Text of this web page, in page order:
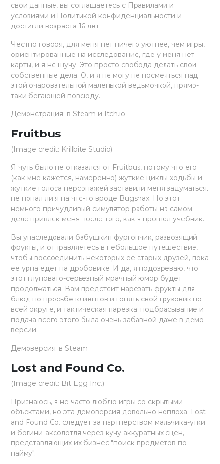
свои данные, вы соглашаетесь с Правилами и
условиями и Политикой конфиденциальности и
достигли возраста 16 лет.
Честно говоря, для меня нет ничего уютнее, чем игры,
ориентированные на исследование, где у меня нет
карты, и я не шучу. Это просто свобода делать свои
собственные дела. О, и я не могу не посмеяться над
этой очаровательной маленькой ведьмочкой, прямо-
таки бегающей повсюду.
Демонстрация: в Steam и Itch.io
Fruitbus
(Image credit: Krillbite Studio)
Я чуть было не отказался от Fruitbus, потому что его
(как мне кажется, намеренно) жуткие циклы ходьбы и
жуткие голоса персонажей заставили меня задуматься,
не попал ли я на что-то вроде Bugsnax. Но этот
немного причудливый симулятор работы на самом
деле привлек меня после того, как я прошел учебник.
Вы унаследовали бабушкин фургончик, развозящий
фрукты, и отправляетесь в небольшое путешествие,
чтобы воссоединить некоторых ее старых друзей, пока
ее урна едет на дробовике. И да, я подозреваю, что
этот глуповато-серьезный мрачный юмор будет
продолжаться. Вам предстоит нарезать фрукты для
блюд по просьбе клиентов и гонять свой грузовик по
всей округе, и тактическая нарезка, подбрасывание и
подача всего этого была очень забавной даже в демо-
версии.
Демоверсия: в Steam
Lost and Found Co.
(Image credit: Bit Egg Inc.)
Признаюсь, я не часто люблю игры со скрытыми
объектами, но эта демоверсия довольно неплоха. Lost
and Found Co. следует за партнерством мальчика-утки
и богини-аксолотля через кучу аккуратных сцен,
представляющих их бизнес "поиск предметов по
найму".